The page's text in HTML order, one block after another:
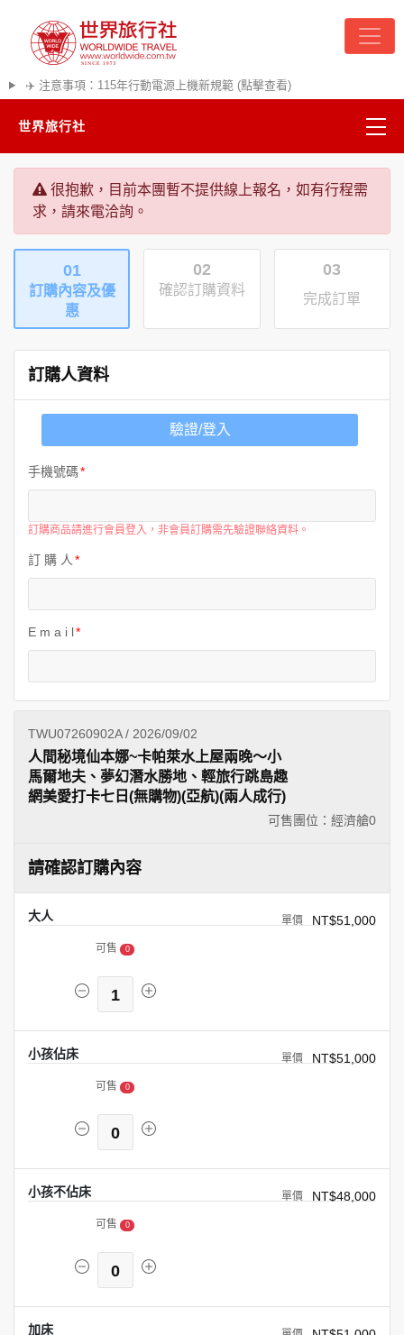
✈️ 注意事項：115年行動電源上機新規範 (點擊查看)
世界旅行社
超夯日本
悠遊美加
遊輪河輪
世界臻旅
中東非洲
歐洲之旅
頂尖世界
二人成行
很抱歉，目前本團暫不提供線上報名，如有行程需
求，請來電洽詢。
01
訂購內容及優
惠
02
確認訂購資料
03
完成訂單
訂購人資料
手機號碼
訂購商品請進行會員登入，非會員訂購需先驗證聯絡資料。
驗證/登入
訂 購 人
E m a i l
TWU07260902A / 2026/09/02
可售團位：經濟艙0
人間秘境仙本娜~卡帕萊水上屋兩晚～小
馬爾地夫、夢幻潛水勝地、輕旅行跳島趣
網美愛打卡七日(無購物)(亞航)(兩人成行)
請確認訂購內容
大人 NT$51,000
可售 0
1
小孩佔床 NT$51,000
可售 0
0
小孩不佔床 NT$48,000
可售 0
0
加床